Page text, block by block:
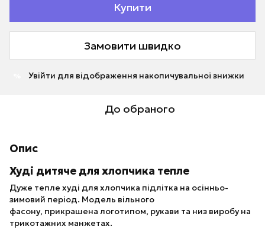
Купити
Замовити швидко
Увійти для відображення накопичувальної знижки
До обраного
Опис
Худі дитяче для хлопчика тепле
Дуже тепле худі для хлопчика підлітка на осінньо-
зимовий період. Модель вільного
фасону, прикрашена логотипом, рукави та низ виробу на
трикотажних манжетах.